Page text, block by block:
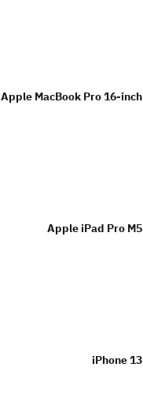
Apple MacBook Pro 16-inch
Apple iPad Pro M5
iPhone 13